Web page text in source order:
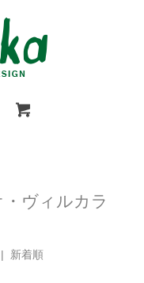
ヴィルカラ
| 新着順